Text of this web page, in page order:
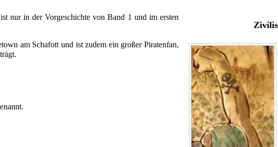
nur in der Vorgeschichte von Band 1 und im ersten
am Schafott und ist zudem ein großer Piratenfan,